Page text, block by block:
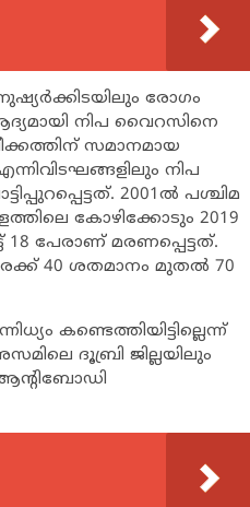
രോഗം
നിപ വൈറസിനെ
സമാനമായ
നിപ
2001ല്‍ പശ്ചിമ
കോഴിക്കോടും 2019
18 പേരാണ് മരണപ്പെട്ടത്.
40 ശതമാനം മുതല്‍ 70
കണ്ടെത്തിയിട്ടില്ലെന്ന്
ദൂബ്രി ജില്ലയിലും